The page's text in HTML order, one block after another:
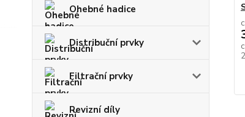
Ohebné hadice
Distribuční prvky
Filtrační prvky
Revizní díly